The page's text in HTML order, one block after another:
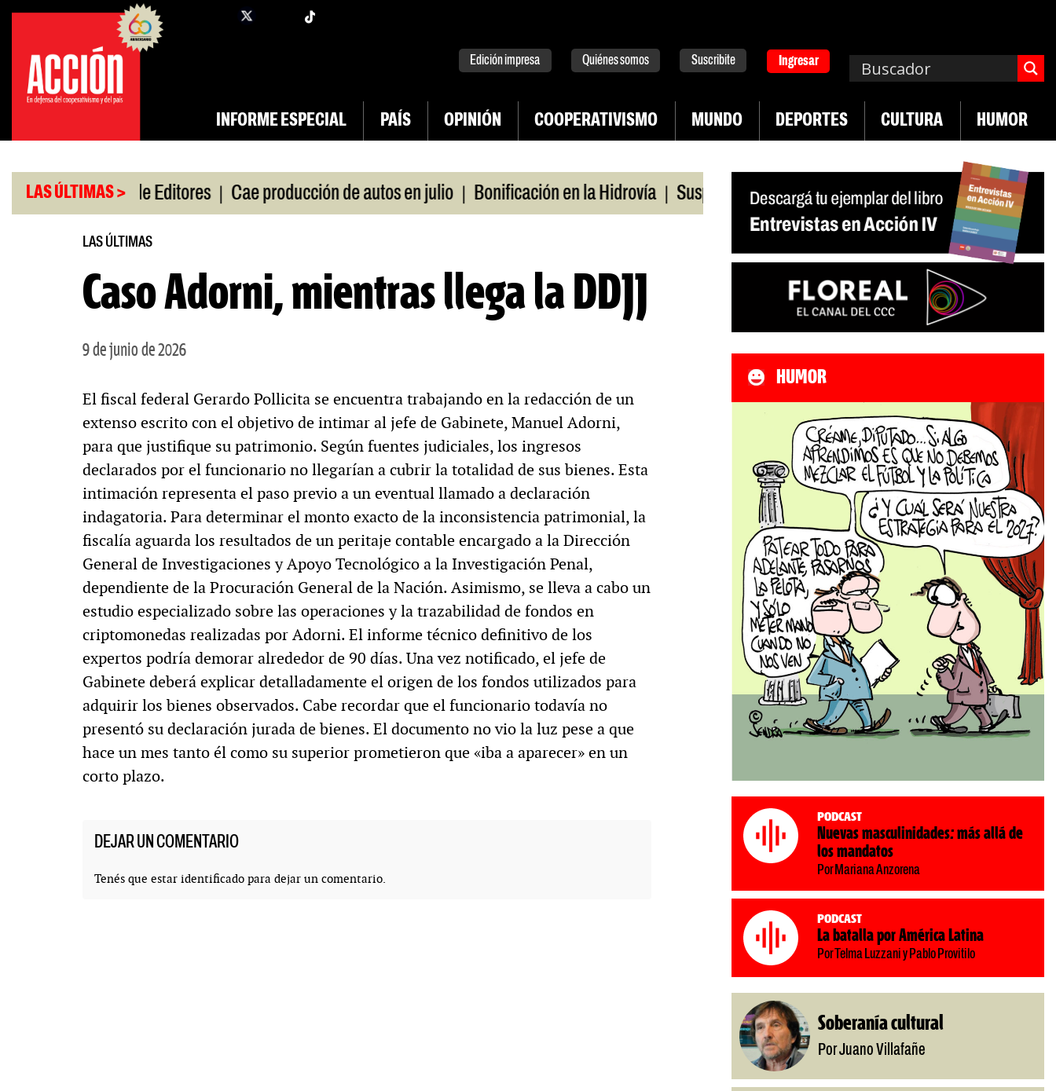
Saltar
contenido
facebook
Edición impresa Quiénes somos Suscribite Ingresar
INFORME ESPECIAL PAÍS OPINIÓN COOPERATIVISMO MUNDO DEPORTES CULTURA HUMOR
LAS ÚLTIMAS >
gira | Feria de Editores | Cae producción de autos en julio | Bonificación en la Hidrovía | Suspenden desregulación del practicaje | Denuncias por
LAS ÚLTIMAS
Caso Adorni, mientras llega la DDJJ
9 de junio de 2026
El fiscal federal Gerardo Pollicita se encuentra trabajando en la redacción de un
extenso escrito con el objetivo de intimar al jefe de Gabinete, Manuel Adorni,
para que justifique su patrimonio. Según fuentes judiciales, los ingresos
declarados por el funcionario no llegarían a cubrir la totalidad de sus bienes. Esta
intimación representa el paso previo a un eventual llamado a declaración
indagatoria. Para determinar el monto exacto de la inconsistencia patrimonial, la
fiscalía aguarda los resultados de un peritaje contable encargado a la Dirección
General de Investigaciones y Apoyo Tecnológico a la Investigación Penal,
dependiente de la Procuración General de la Nación. Asimismo, se lleva a cabo un
estudio especializado sobre las operaciones y la trazabilidad de fondos en
criptomonedas realizadas por Adorni. El informe técnico definitivo de los
expertos podría demorar alrededor de 90 días. Una vez notificado, el jefe de
Gabinete deberá explicar detalladamente el origen de los fondos utilizados para
adquirir los bienes observados. Cabe recordar que el funcionario todavía no
presentó su declaración jurada de bienes. El documento no vio la luz pese a que
hace un mes tanto él como su superior prometieron que «iba a aparecer» en un
corto plazo.
DEJAR UN COMENTARIO
Tenés que estar identificadopara dejar un comentario.
HUMOR
Podcast
Nuevas masculinidades: más allá de
los mandatos
Por Mariana Anzorena
Podcast
La batalla por América Latina
Por Telma Luzzani y Pablo Provitilo
Soberanía cultural
Por Juano Villafañe